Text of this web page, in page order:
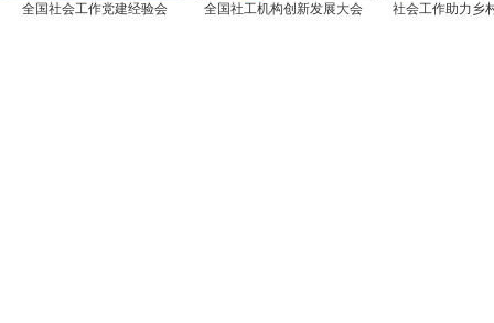
全国社会工作党建经验会 全国社工机构创新发展大会 社会工作助力乡